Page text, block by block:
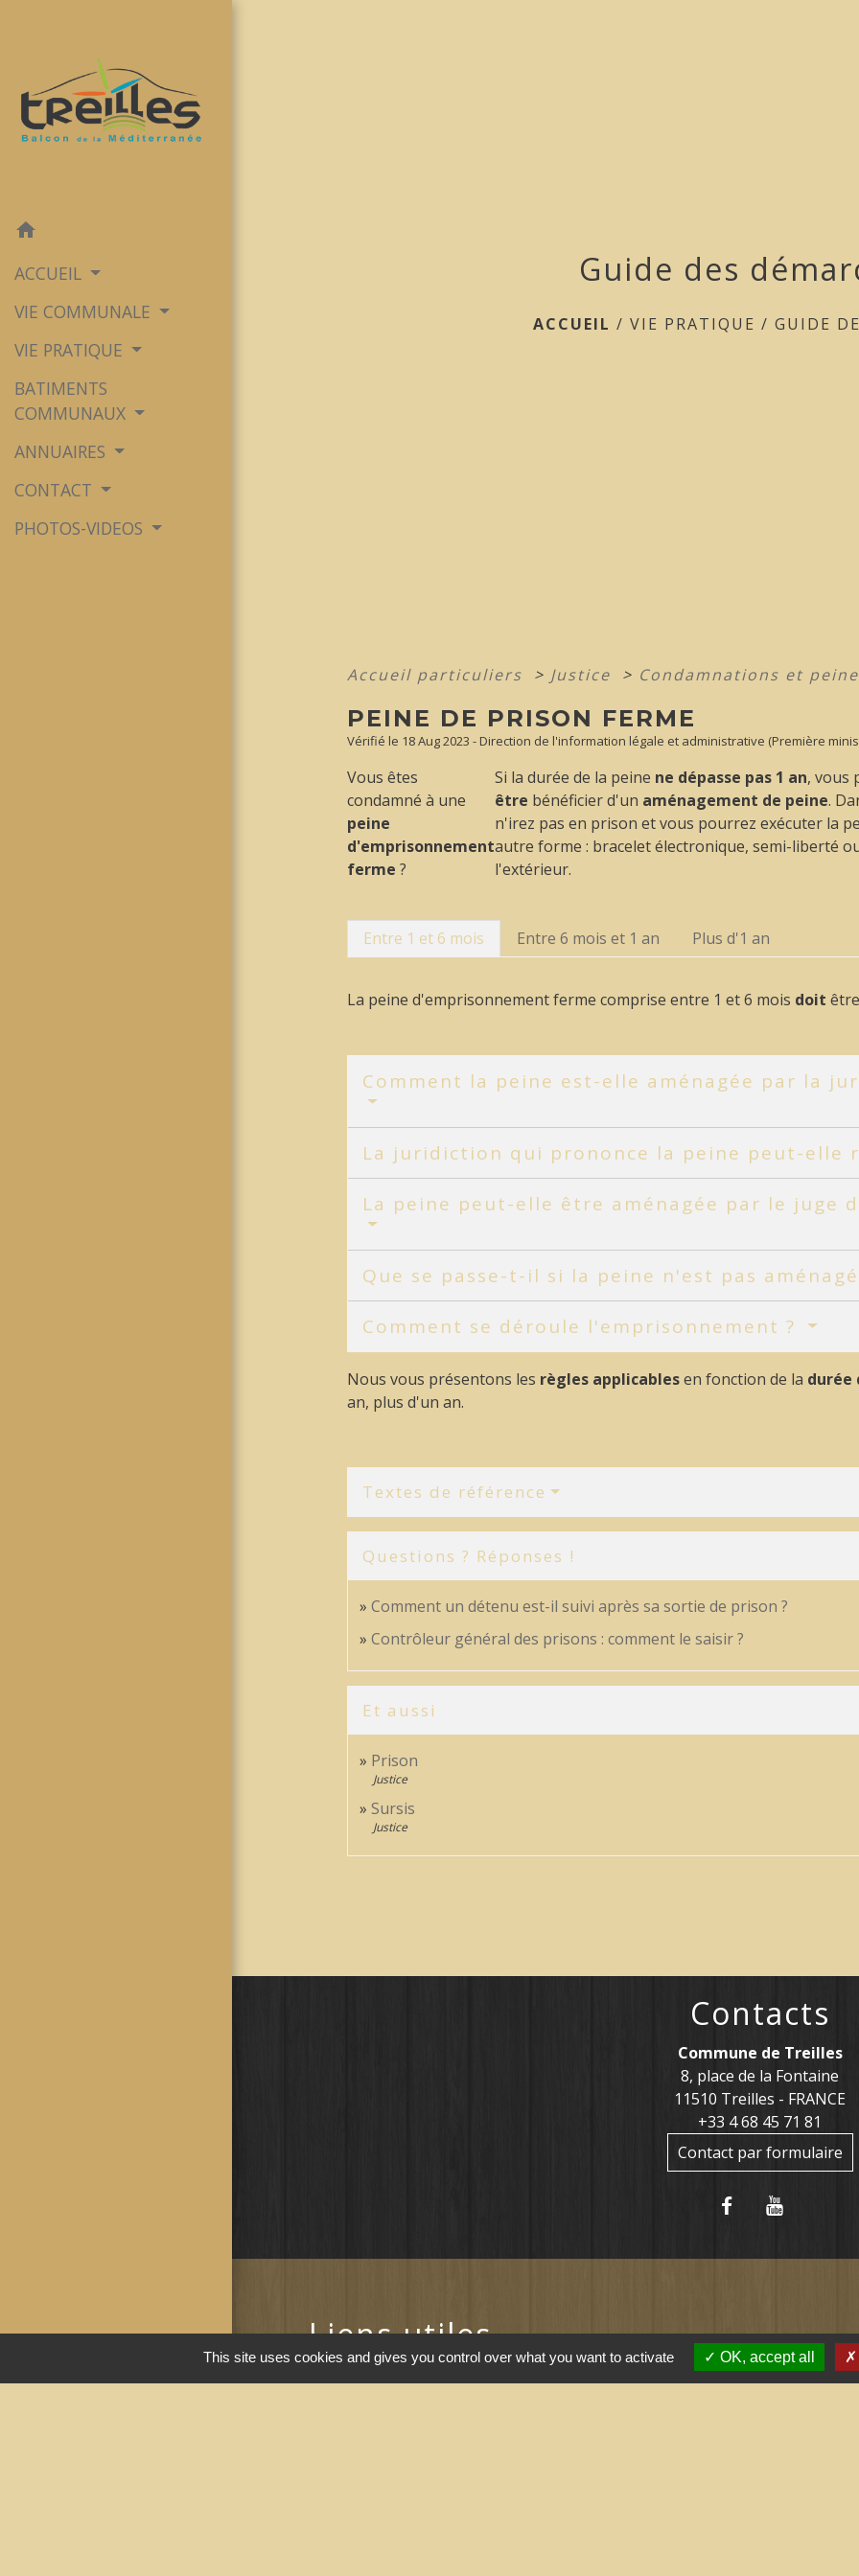
home
ACCUEIL
VIE COMMUNALE
VIE PRATIQUE
BATIMENTS
COMMUNAUX
ANNUAIRES
CONTACT
PHOTOS-VIDEOS
Guide des
ACCUEIL /VIE PRATIQUE /GUIDE
Accueil particuliers > Justice > Condamnations et
PEINE DE PRISON FERME
Vérifié le 18 Aug 2023 - Direction de l'information légale et administrative (Première
Vous êtes
condamné à une
peine
d'emprisonnement
ferme ?
Si la durée de la peine ne dépasse pas 1 an, vous
être bénéficier d'un aménagement de peine.
n'irez pas en prison et vous pourrez exécuter la
autre forme : bracelet électronique, semi-liberté
l'extérieur.
Entre 1 et 6 mois Entre 6 mois et 1 an Plus d'1 an
La peine d'emprisonnement ferme comprise entre 1 et 6 mois doit
Comment la peine est-elle aménagée par la
La juridiction qui prononce la peine peut-elle
La peine peut-elle être aménagée par le juge
Que se passe-t-il si la peine n'est pas
Comment se déroule l'emprisonnement ?
Nous vous présentons les règles applicablesen fonction de la durée
an, plus d'un an.
Textes de référence
Questions ? Réponses !
Comment un détenu est-il suivi après sa sortie de prison ?
Contrôleur général des prisons : comment le saisir ?
Et aussi
Prison
Justice
Sursis
Justice
Contacts
Commune de Treilles
8, place de la Fontaine
11510 Treilles - FRANCE
+33 4 68 45 71 81
Contact par formulaire
Liens utiles
Portail du gouvernement
This site uses cookies and gives you control over what you want to activate OK, accept all